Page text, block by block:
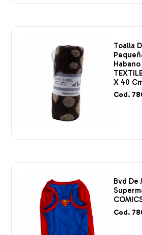
Toalla
X 40
Cod.
Bvd De
Cod.